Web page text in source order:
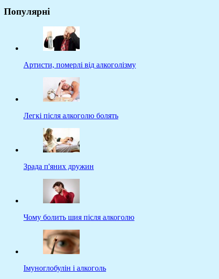
Популярні
Артисти, померлі від алкоголізму
Легкі після алкоголю болять
Зрада п'яних дружин
Чому болить шия після алкоголю
Імуноглобулін і алкоголь